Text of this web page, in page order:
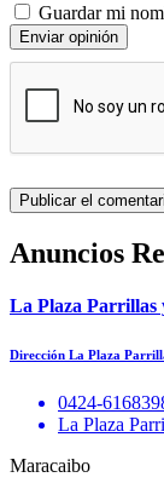
Guardar mi
Enviar opinión
Anuncios
La Plaza Parrillas
Dirección La Plaza
0424-
La Plaza
Maracaibo